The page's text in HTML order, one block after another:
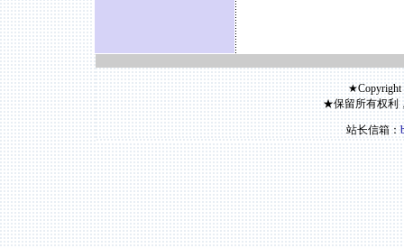
★Copyright
★保留所有权利
站长信箱：